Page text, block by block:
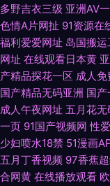
多野吉衣三级 亚洲AV
色情A片网扯 91资源在
福利爱爱网址 岛国搬
网址 在线观看日本黄
产精品探花一区 成人
国产精品无码亚洲 国
成人午夜网址 五月花无
一页 91国产视频网 性
少妇喷水18禁 51漫画
五月丁香视频 97香蕉
合网黄 在线播放观看